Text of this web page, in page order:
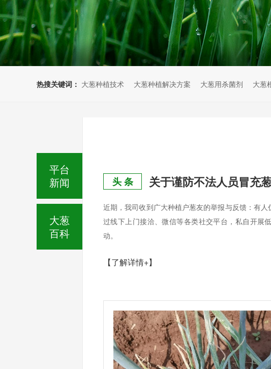
热搜关键词： 大葱种植技术 大葱种植解决方案 大葱用杀菌剂 大葱
头 条 关于谨防不法人员冒充
近期，我司收到广大种植户葱友的举报与反馈：有
过线下上门接洽、微信等各类社交平台，私自开展
动。
【了解详情+】
平台
新闻
大葱
百科